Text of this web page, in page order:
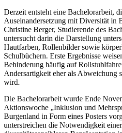
Derzeit entsteht eine Bachelorarbeit,
Auseinandersetzung mit Diversität in
Christine Berger, Studierende des
untersucht darin die Darstellung
Hautfarben, Rollenbilder sowie
Schulbüchern. Erste Ergebnisse
Behinderung häufig auf
Andersartigkeit eher als Abweichung
wird.
Die Bachelorarbeit wurde Ende
Aktionswoche „Inklusion und
Burgenland in Form eines Posters
unterstreichen die Notwendigkeit